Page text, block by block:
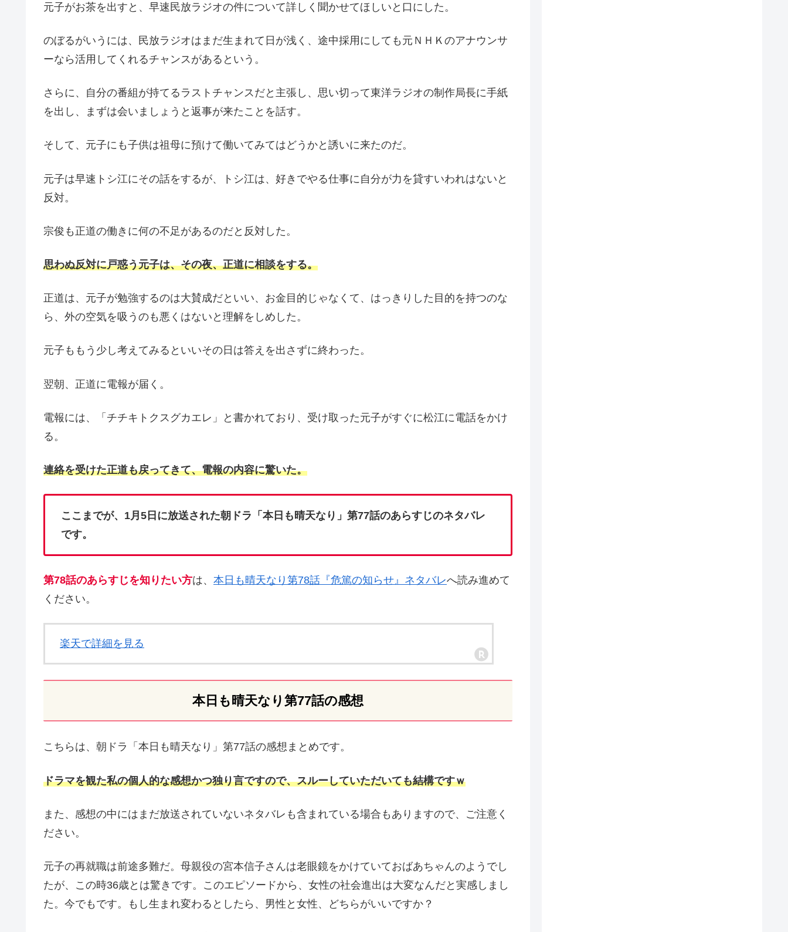
元子がお茶を出すと、早速民放ラジオの件について詳しく聞かせてほしいと口にした。
のぼるがいうには、民放ラジオはまだ生まれて日が浅く、途中採用にしても元ＮＨＫのアナウンサ
ーなら活用してくれるチャンスがあるという。
さらに、自分の番組が持てるラストチャンスだと主張し、思い切って東洋ラジオの制作局長に手紙
を出し、まずは会いましょうと返事が来たことを話す。
そして、元子にも子供は祖母に預けて働いてみてはどうかと誘いに来たのだ。
元子は早速トシ江にその話をするが、トシ江は、好きでやる仕事に自分が力を貸すいわれはないと
反対。
宗俊も正道の働きに何の不足があるのだと反対した。
思わぬ反対に戸惑う元子は、その夜、正道に相談をする。
正道は、元子が勉強するのは大賛成だといい、お金目的じゃなくて、はっきりした目的を持つのな
ら、外の空気を吸うのも悪くはないと理解をしめした。
元子ももう少し考えてみるといいその日は答えを出さずに終わった。
翌朝、正道に電報が届く。
電報には、「チチキトクスグカエレ」と書かれており、受け取った元子がすぐに松江に電話をかけ
る。
連絡を受けた正道も戻ってきて、電報の内容に驚いた。
ここまでが、1月5日に放送された朝ドラ「本日も晴天なり」第77話のあらすじのネタバレ
です。
第78話のあらすじを知りたい方は、 本日も晴天なり第78話『危篤の知らせ』ネタバレへ読み進めて
ください。
楽天で詳細を見る
本日も晴天なり第77話の感想
こちらは、朝ドラ「本日も晴天なり」第77話の感想まとめです。
ドラマを観た私の個人的な感想かつ独り言ですので、スルーしていただいても結構ですｗ
また、感想の中にはまだ放送されていないネタバレも含まれている場合もありますので、ご注意く
ださい。
元子の再就職は前途多難だ。母親役の宮本信子さんは老眼鏡をかけていておばあちゃんのようでし
たが、この時36歳とは驚きです。このエピソードから、女性の社会進出は大変なんだと実感しまし
た。今でもです。もし生まれ変わるとしたら、男性と女性、どちらがいいですか？